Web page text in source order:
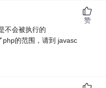
不会被执行的
php的范围，请到 javasc
赞